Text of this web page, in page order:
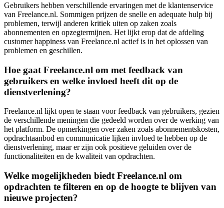
Gebruikers hebben verschillende ervaringen met de klantenservice
van Freelance.nl. Sommigen prijzen de snelle en adequate hulp bij
problemen, terwijl anderen kritiek uiten op zaken zoals
abonnementen en opzegtermijnen. Het lijkt erop dat de afdeling
customer happiness van Freelance.nl actief is in het oplossen van
problemen en geschillen.
Hoe gaat Freelance.nl om met feedback van
gebruikers en welke invloed heeft dit op de
dienstverlening?
Freelance.nl lijkt open te staan voor feedback van gebruikers, gezien
de verschillende meningen die gedeeld worden over de werking van
het platform. De opmerkingen over zaken zoals abonnementskosten,
opdrachtaanbod en communicatie lijken invloed te hebben op de
dienstverlening, maar er zijn ook positieve geluiden over de
functionaliteiten en de kwaliteit van opdrachten.
Welke mogelijkheden biedt Freelance.nl om
opdrachten te filteren en op de hoogte te blijven van
nieuwe projecten?